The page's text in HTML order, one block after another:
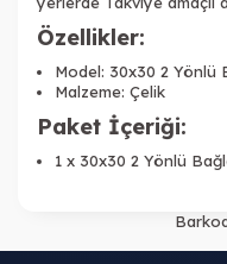
Özellikler:
Model: 30x30 2 Yönlü
Malzeme: Çelik
Paket İçeriği:
1 x 30x30 2 Yönlü